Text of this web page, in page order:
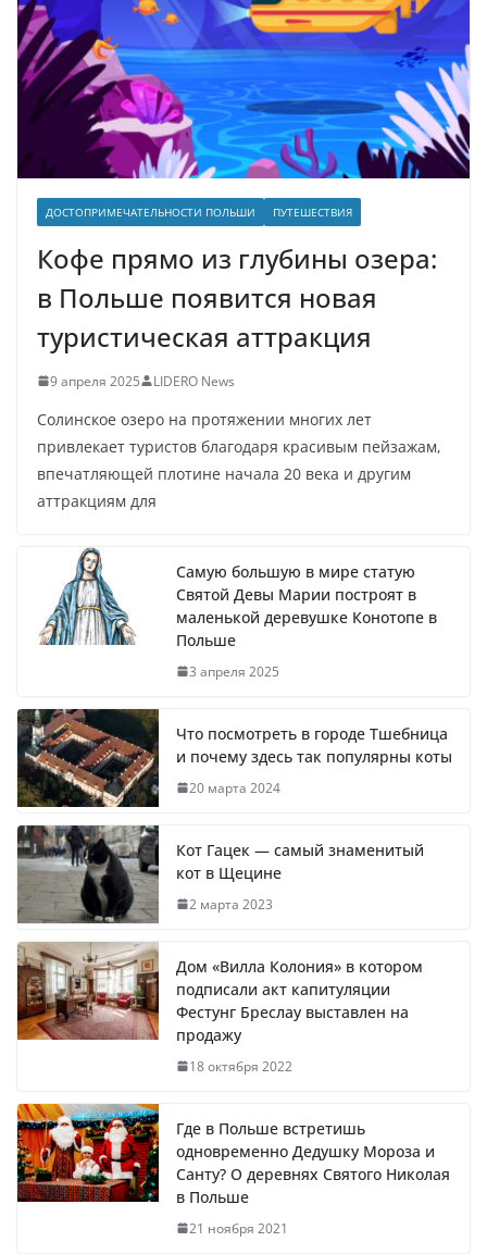
ДОСТОПРИМЕЧАТЕЛЬНОСТИ ПОЛЬШИ ПУТЕШЕСТВИЯ
Кофе прямо из глубины озера:
в Польше появится новая
туристическая аттракция
9 апреля 2025 LIDERO News
Солинское озеро на протяжении многих лет
привлекает туристов благодаря красивым пейзажам,
впечатляющей плотине начала 20 века и другим
аттракциям для
Самую большую в мире статую
Святой Девы Марии построят в
маленькой деревушке Конотопе в
Польше
3 апреля 2025
Что посмотреть в городе Тшебница
и почему здесь так популярны коты
20 марта 2024
Кот Гацек — самый знаменитый
кот в Щецине
2 марта 2023
Дом «Вилла Колония» в котором
подписали акт капитуляции
Фестунг Бреслау выставлен на
продажу
18 октября 2022
Где в Польше встретишь
одновременно Дедушку Мороза и
Санту? О деревнях Святого Николая
в Польше
21 ноября 2021